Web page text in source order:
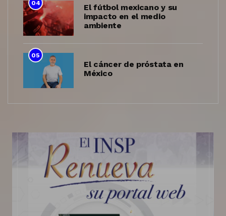
04
El fútbol mexicano y su
impacto en el medio
ambiente
05
El cáncer de próstata en
México